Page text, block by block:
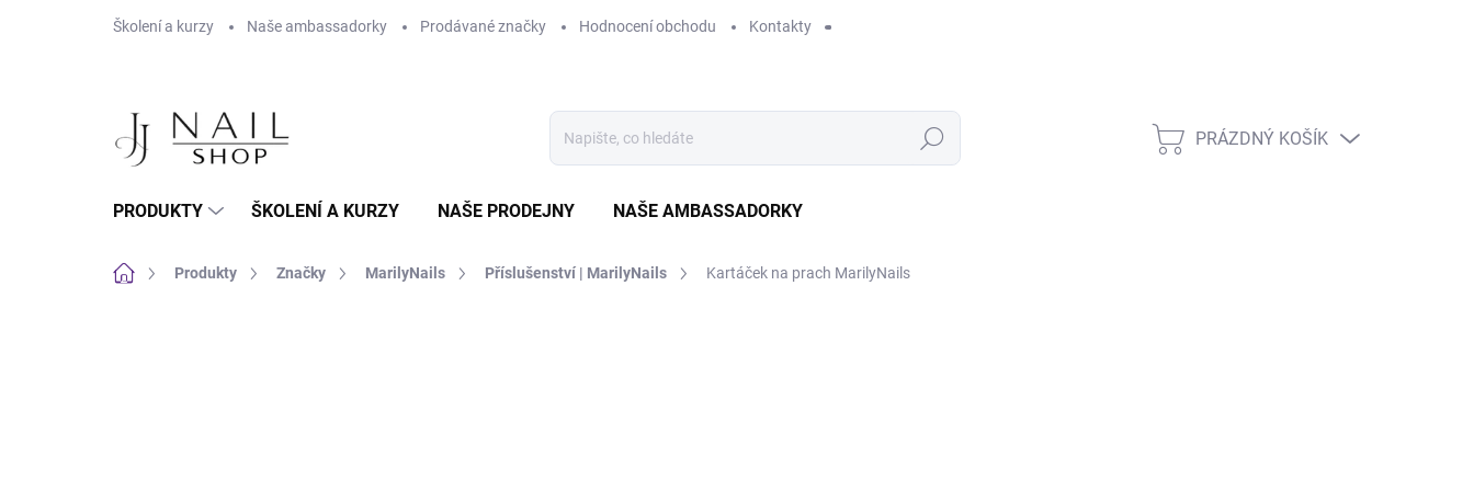
Školení a kurzy
Naše ambassadorky Prodávané značky Hodnocení obchodu Kontakty
Hledat NÁKUPNÍ KOŠÍK
PRÁZDNÝ KOŠÍK
PRODUKTY ŠKOLENÍ A KURZY NAŠE PRODEJNY NAŠE AMBASSADORKY
Domů Produkty Značky MarilyNails Příslušenství | MarilyNails Kartáček na prach MarilyNails